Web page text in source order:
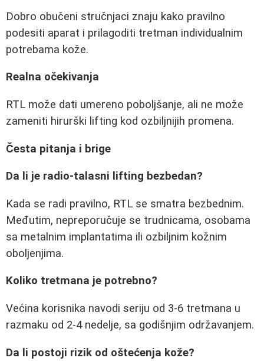
Dobro obučeni stručnjaci znaju kako pravilno
podesiti aparat i prilagoditi tretman individualnim
potrebama kože.
Realna očekivanja
RTL može dati umereno poboljšanje, ali ne može
zameniti hirurški lifting kod ozbiljnijih promena.
Česta pitanja i brige
Da li je radio-talasni lifting bezbedan?
Kada se radi pravilno, RTL se smatra bezbednim.
Međutim, nepreporučuje se trudnicama, osobama
sa metalnim implantatima ili ozbiljnim kožnim
oboljenjima.
Koliko tretmana je potrebno?
Većina korisnika navodi seriju od 3-6 tretmana u
razmaku od 2-4 nedelje, sa godišnjim održavanjem.
Da li postoji rizik od oštećenja kože?